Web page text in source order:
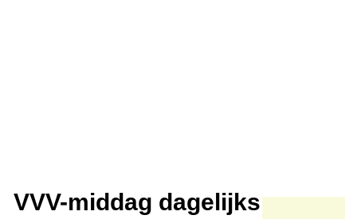
VVV-middag dagelijks